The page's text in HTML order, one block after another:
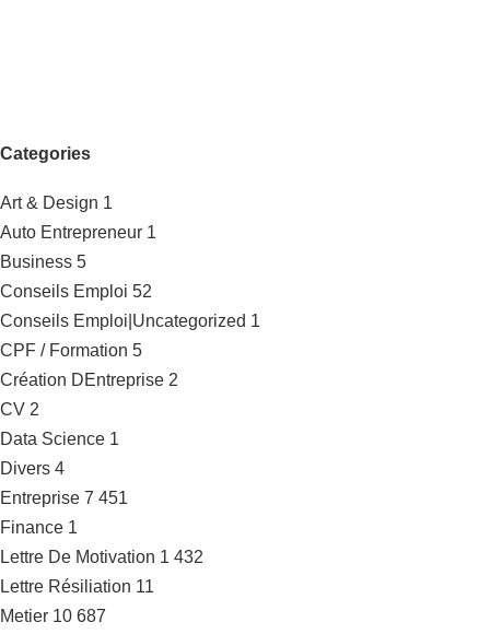
Categories
Art & Design 1
Auto Entrepreneur 1
Business 5
Conseils Emploi 52
Conseils Emploi|Uncategorized 1
CPF / Formation 5
Création DEntreprise 2
CV 2
Data Science 1
Divers 4
Entreprise 7 451
Finance 1
Lettre De Motivation 1 432
Lettre Résiliation 11
Metier 10 687